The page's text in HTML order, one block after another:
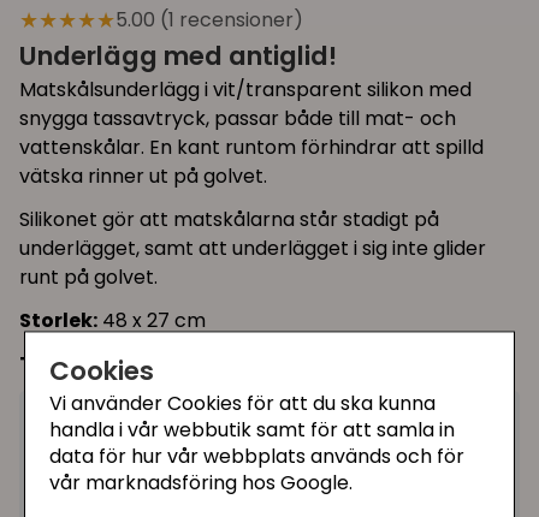
Cookies
Vi använder Cookies för att du ska kunna
handla i vår webbutik samt för att samla in
data för hur vår webbplats används och för
vår marknadsföring hos Google.
★★★★★5.00 (1 recensioner)
Underlägg med antiglid!
Matskålsunderlägg i vit/transparent silikon med
snygga tassavtryck, passar både till mat- och
vattenskålar. En kant runtom förhindrar att spilld
vätska rinner ut på golvet.
Silikonet gör att matskålarna står stadigt på
underlägget, samt att underlägget i sig inte glider
runt på golvet.
Storlek: 48 x 27 cm
Tål maskindisk!
129 kr(149 kr)
− +